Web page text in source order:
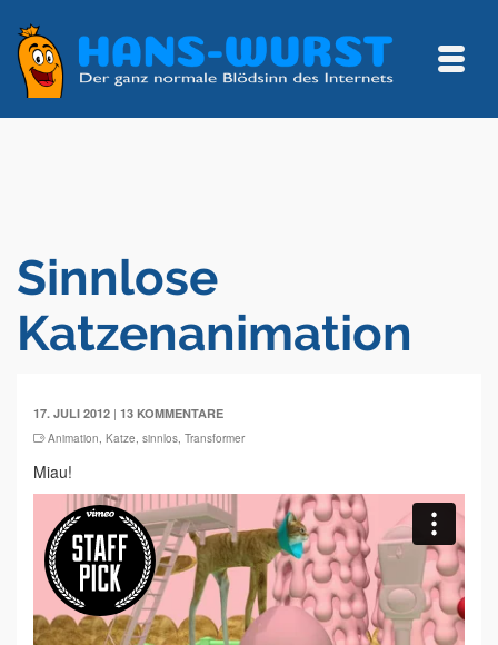
Sinnlose
Katzenanimation
17. JULI 2012 | 13 KOMMENTARE
Animation, Katze, sinnlos, Transformer
Miau!